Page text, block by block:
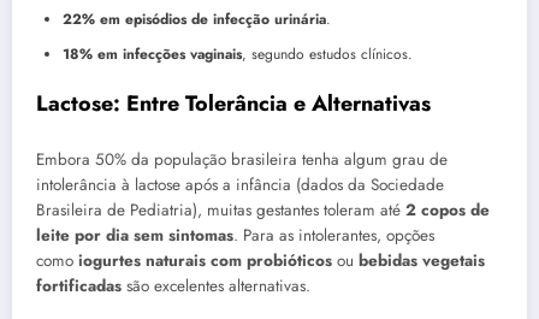
22% em episódios de infecção urinária.
18% em infecções vaginais, segundo estudos clínicos.
Lactose: Entre Tolerância e Alternativas
Embora 50% da população brasileira tenha algum grau de
intolerância à lactose após a infância (dados da Sociedade
Brasileira de Pediatria), muitas gestantes toleram até 2 copos de
leite por dia sem sintomas. Para as intolerantes, opções
como iogurtes naturais com probióticos ou bebidas vegetais
fortificadas são excelentes alternativas.